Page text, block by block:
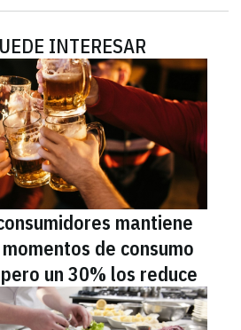
INTERESAR
mantiene
de consumo
un 30% los reduce